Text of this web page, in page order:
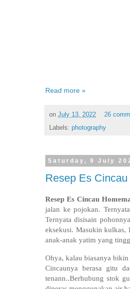
Read more »
on July 13, 2022
26
Labels: photography
Saturday, 9 July
Resep Es
Resep Es Cincau
jalan ke pojokan.
Ternyata disisain
eksekusi. Masukin kulkas,
anak-anak yatim yang
Ohya, kalau biasanya
Cincaunya berasa gitu
tenann..Berhubung stok